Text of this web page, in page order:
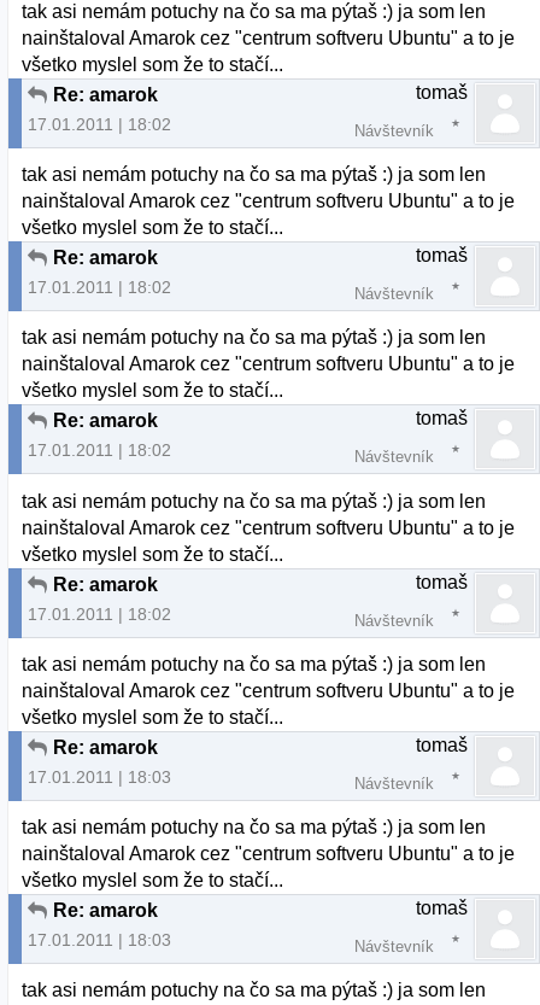
tak asi nemám potuchy na čo sa ma pýtaš :) ja som len
nainštaloval Amarok cez "centrum softveru Ubuntu" a to je
všetko myslel som že to stačí...
Re: amarok
17.01.2011 | 18:02
tomaš
Návštevník
tak asi nemám potuchy na čo sa ma pýtaš :) ja som len
nainštaloval Amarok cez "centrum softveru Ubuntu" a to je
všetko myslel som že to stačí...
Re: amarok
17.01.2011 | 18:02
tomaš
Návštevník
tak asi nemám potuchy na čo sa ma pýtaš :) ja som len
nainštaloval Amarok cez "centrum softveru Ubuntu" a to je
všetko myslel som že to stačí...
Re: amarok
17.01.2011 | 18:02
tomaš
Návštevník
tak asi nemám potuchy na čo sa ma pýtaš :) ja som len
nainštaloval Amarok cez "centrum softveru Ubuntu" a to je
všetko myslel som že to stačí...
Re: amarok
17.01.2011 | 18:02
tomaš
Návštevník
tak asi nemám potuchy na čo sa ma pýtaš :) ja som len
nainštaloval Amarok cez "centrum softveru Ubuntu" a to je
všetko myslel som že to stačí...
Re: amarok
17.01.2011 | 18:03
tomaš
Návštevník
tak asi nemám potuchy na čo sa ma pýtaš :) ja som len
nainštaloval Amarok cez "centrum softveru Ubuntu" a to je
všetko myslel som že to stačí...
Re: amarok
17.01.2011 | 18:03
tomaš
Návštevník
tak asi nemám potuchy na čo sa ma pýtaš :) ja som len